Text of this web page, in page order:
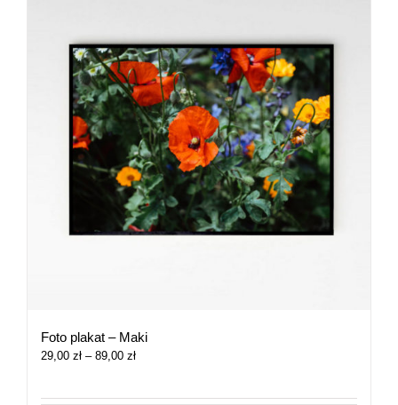
Foto plakat – Maki
29,00 zł – 89,00 złZakres